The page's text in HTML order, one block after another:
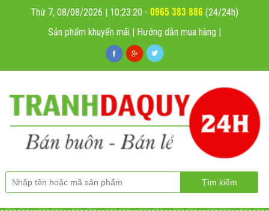
Thứ 7, 08/08/2026 | 10:23:21 - 0965 383 886 (24/24h)
Sản phẩm khuyến mãi | Hướng dẫn mua hàng |